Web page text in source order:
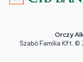
Orczy
Szabó Família Kft.